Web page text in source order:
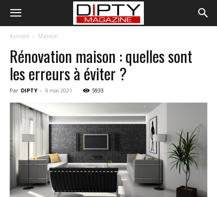
Accueil Maison
Rénovation maison : quelles sont
les erreurs à éviter ?
Par DIPTY - 6 mai 2021 5933